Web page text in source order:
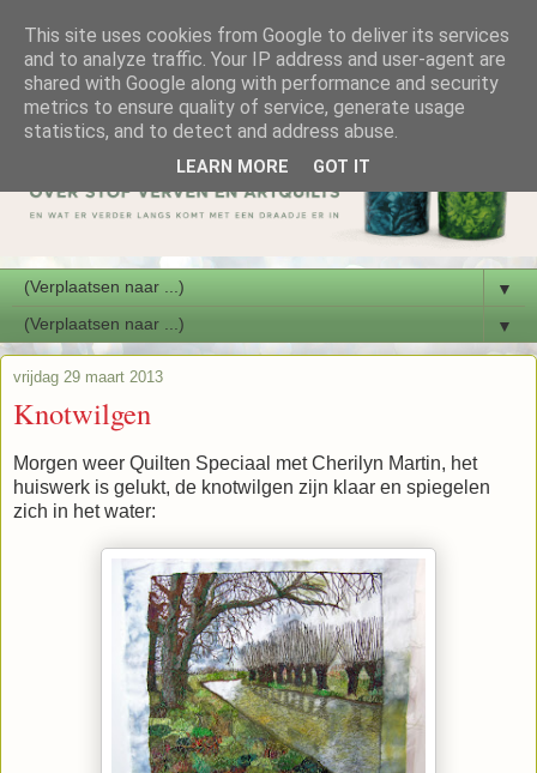
▼
▼
vrijdag 29 maart 2013
Knotwilgen
Morgen weer Quilten Speciaal met Cherilyn Martin, het
huiswerk is gelukt, de knotwilgen zijn klaar en spiegelen
zich in het water:
This site uses cookies from Google to deliver its services
and to analyze traffic. Your IP address and user-agent are
shared with Google along with performance and security
metrics to ensure quality of service, generate usage
statistics, and to detect and address abuse.
LEARN MORE GOT IT